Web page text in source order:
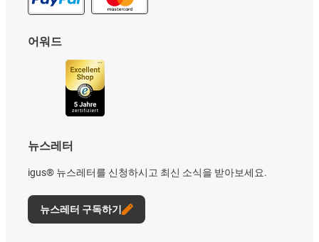
어워드
뉴스레터
igus® 뉴스레터를 신청하시고 최신 소식을 받아보세요.
뉴스레터 구독하기